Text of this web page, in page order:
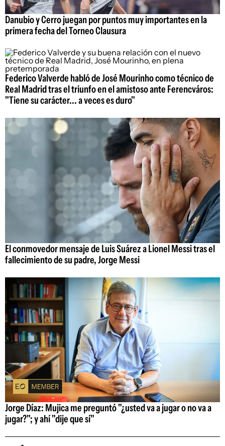
Danubio y Cerro juegan por puntos muy importantes en la
primera fecha del Torneo Clausura
Federico Valverde habló de José Mourinho como técnico de
Real Madrid tras el triunfo en el amistoso ante Ferencváros:
"Tiene su carácter... a veces es duro"
El conmovedor mensaje de Luis Suárez a Lionel Messi tras el
fallecimiento de su padre, Jorge Messi
Jorge Díaz: Mujica me preguntó "¿usted va a jugar o no va a
jugar?"; y ahí "dije que sí"